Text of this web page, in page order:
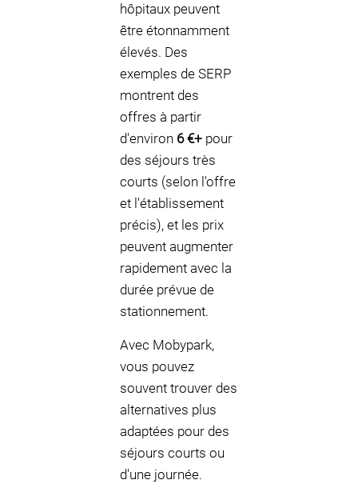
hôpitaux peuvent
être étonnamment
élevés. Des
exemples de SERP
montrent des
offres à partir
d'environ 6 €+ pour
des séjours très
courts (selon l'offre
et l'établissement
précis), et les prix
peuvent augmenter
rapidement avec la
durée prévue de
stationnement.
Avec Mobypark,
vous pouvez
souvent trouver des
alternatives plus
adaptées pour des
séjours courts ou
d'une journée.